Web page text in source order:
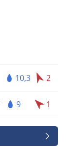
10,3 2
9 1